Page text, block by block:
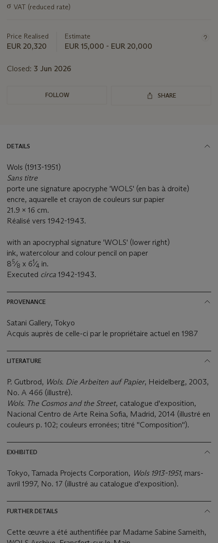
about
σ VAT (reduced rate)
Price Realised
EUR 20,320
Estimate
EUR 15,000 - EUR 20,000
Closed: 3 Jun 2026
FOLLOW SHARE
DETAILS
Wols (1913-1951)
Sans titre
porte une signature apocryphe 'WOLS' (en bas à droite)
encre, aquarelle et crayon de couleurs sur papier
21.9 x 16 cm.
Réalisé vers 1942-1943.
with an apocryphal signature 'WOLS' (lower right)
ink, watercolour and colour pencil on paper
85⁄8 x 61⁄4 in.
Executed circa 1942-1943.
PROVENANCE
Satani Gallery, Tokyo
Acquis auprès de celle-ci par le propriétaire actuel en 1987
LITERATURE
P. Gutbrod, Wols. Die Arbeiten auf Papier, Heidelberg, 2003,
No. A 466 (illustré).
Wols. The Cosmos and the Street, catalogue d'exposition,
Nacional Centro de Arte Reina Sofia, Madrid, 2014 (illustré en
couleurs p. 102; couleurs erronées; titré ''Composition'').
EXHIBITED
Tokyo, Tamada Projects Corporation, Wols 1913-1951, mars-
avril 1997, No. 17 (illustré au catalogue d'exposition).
FURTHER DETAILS
Cette œuvre a été authentifiée par Madame Sabine Sameith,